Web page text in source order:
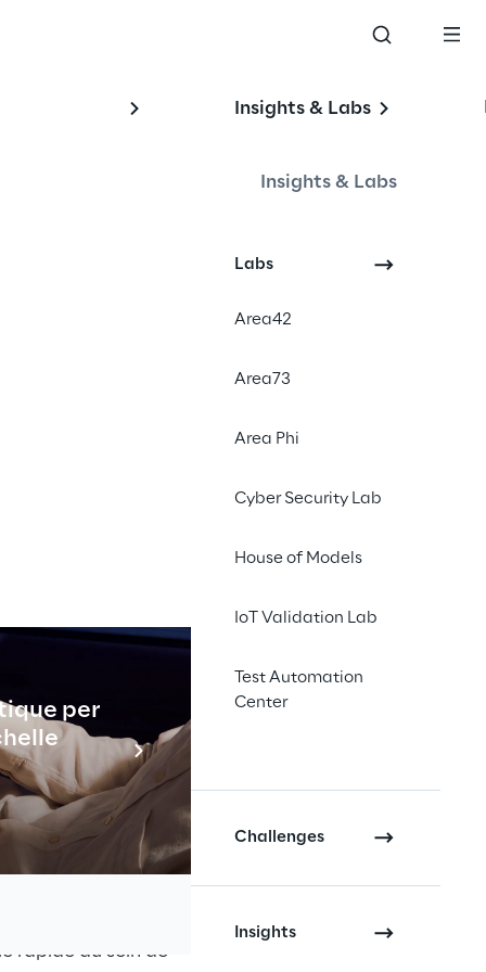
per
Insights & Labs
Insights & Labs
Labs
Area42
Area73
Area Phi
Cyber Security Lab
House of Models
IoT Validation Lab
Test Automation
Center
Challenges
Insights
modulaire et
WMS est conçu
les processus de
rapide au sein de